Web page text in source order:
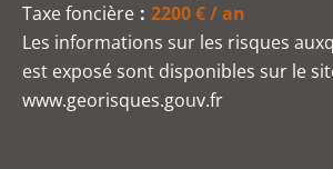
Taxe foncière
2200 € / an
Les informations sur les risques
est exposé sont disponibles sur le
www.georisques.gouv.fr